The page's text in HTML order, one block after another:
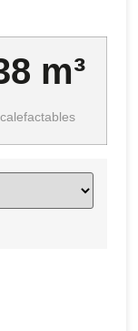
m³
calefactables